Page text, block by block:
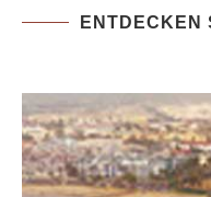
ENTDECKEN